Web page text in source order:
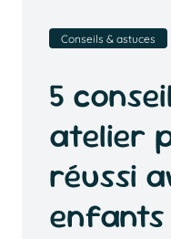
Conseils & astuces
5
atelier
réussi
enfants